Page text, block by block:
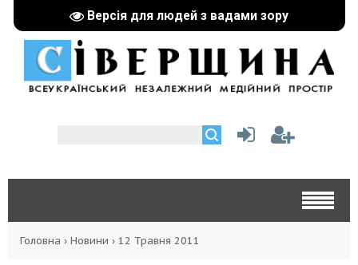
Версія для людей з вадами зору
Головна › Новини › 12 Травня 2011